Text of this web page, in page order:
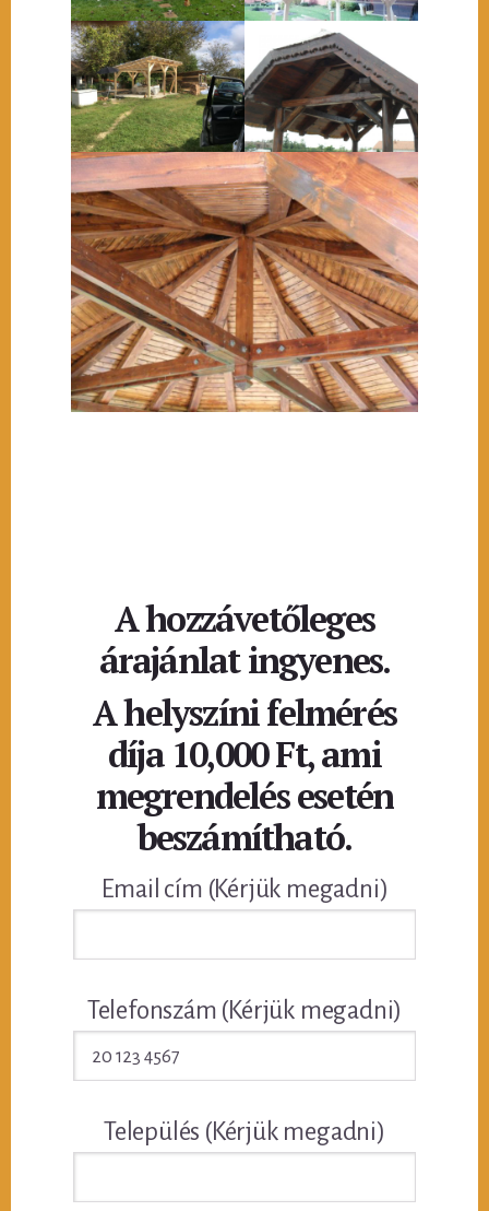
A hozzávetőleges
árajánlat ingyenes.
A helyszíni felmérés
díja 10,000 Ft, ami
megrendelés esetén
beszámítható.
Email cím (Kérjük megadni)
Telefonszám (Kérjük megadni)
Település (Kérjük megadni)